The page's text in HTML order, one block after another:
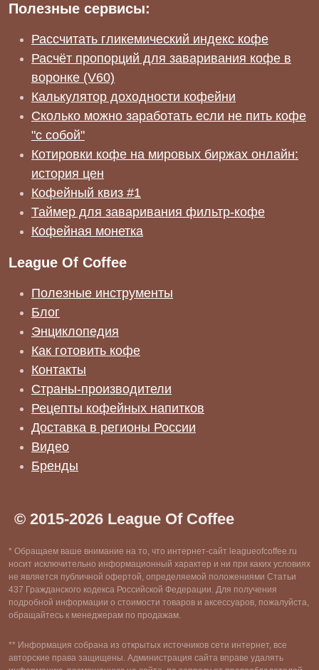
Полезные сервисы:
Рассчитать гликемический индекс кофе
Расчёт пропорций для заваривания кофе в
воронке (V60)
Калькулятор доходности кофейни
Сколько можно заработать если не пить кофе
"с собой"
Котировки кофе на мировых биржах онлайн:
история цен
Кофейный квиз #1
Таймер для заваривания фильтр-кофе
Кофейная монетка
League Of Coffee
Полезные инструменты
Блог
Энциклопедия
Как готовить кофе
Контакты
Страны-производители
Рецепты кофейных напитков
Доставка в регионы России
Видео
Бренды
© 2015-2026 League Of Coffee
* Обращаем ваше внимание на то, что интернет-сайт leagueofcoffee.ru
носит исключительно информационный характер и ни при каких условиях
не является публичной офертой, определяемой положениями Статьи
437 Гражданского кодекса Российской Федерации. Для получения
подробной информации о стоимости товаров и аксессуаров, пожалуйста,
обращайтесь к менеджерам по продажам.
** Информация собрана из открытых источников сети интернет, все
авторские права защищены. Администрация сайта вправе удалять